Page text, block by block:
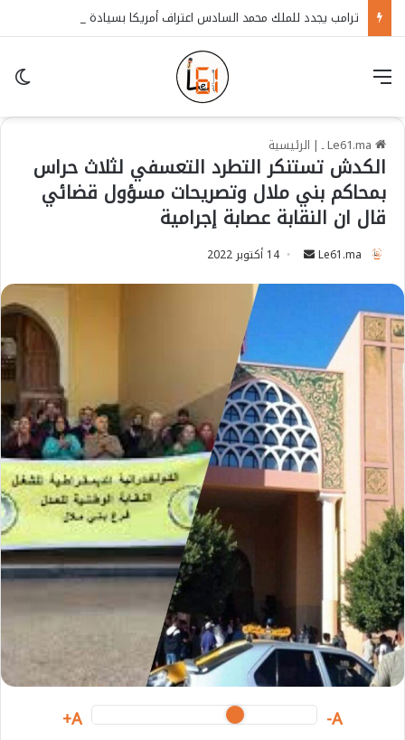
| الرئيسية
الكدش تستنكر التطرد التعسفي لثلاث حراس
بمحاكم بني ملال وتصريحات مسؤول قضائي
قال ان النقابة عصابة إجرامية
Le61.ma
n
e
m
a
i
l
14 أكتوبر 2022
A-
A+